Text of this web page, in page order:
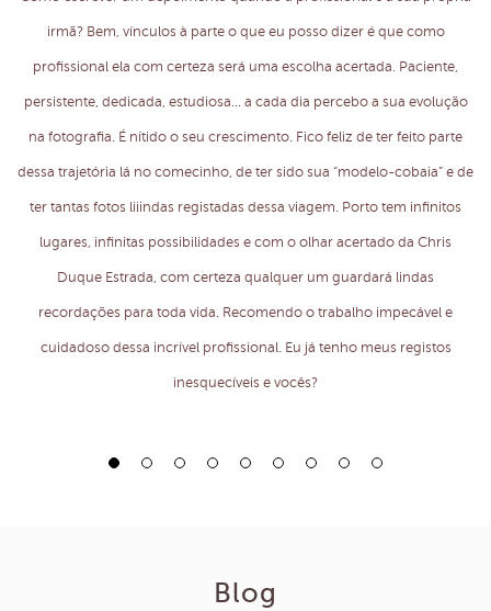
irmã? Bem, vínculos à parte o que eu posso dizer é que como
profissional ela com certeza será uma escolha acertada. Paciente,
persistente, dedicada, estudiosa... a cada dia percebo a sua evolução
na fotografia. É nítido o seu crescimento. Fico feliz de ter feito parte
dessa trajetória lá no comecinho, de ter sido sua “modelo-cobaia” e de
ter tantas fotos liiindas registadas dessa viagem. Porto tem infinitos
lugares, infinitas possibilidades e com o olhar acertado da Chris
Duque Estrada, com certeza qualquer um guardará lindas
recordações para toda vida. Recomendo o trabalho impecável e
cuidadoso dessa incrível profissional. Eu já tenho meus registos
inesquecíveis e vocês?
Blog